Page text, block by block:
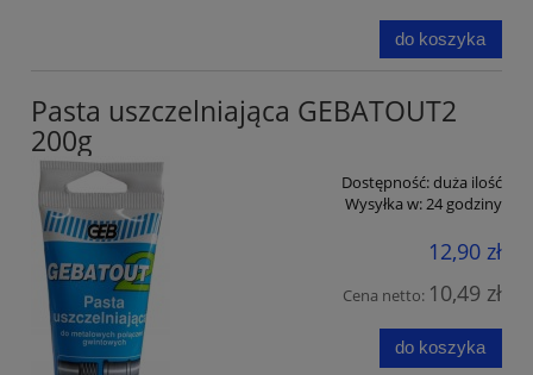
do koszyka
Pasta uszczelniająca GEBATOUT2
200g
Dostępność:duża ilość
Wysyłka w:24 godziny
12,90 zł
Cena netto: 10,49 zł
do koszyka